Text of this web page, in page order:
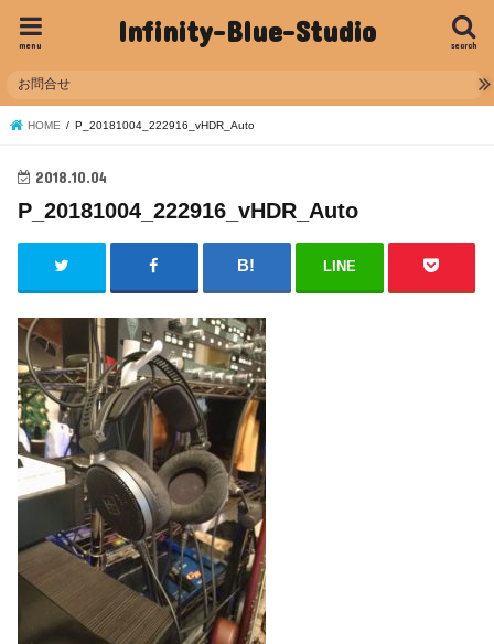
Infinity-Blue-Studio search
menu
お問合せ
HOME P_20181004_222916_vHDR_Auto
2018.10.04
P_20181004_222916_vHDR_Auto
LINE